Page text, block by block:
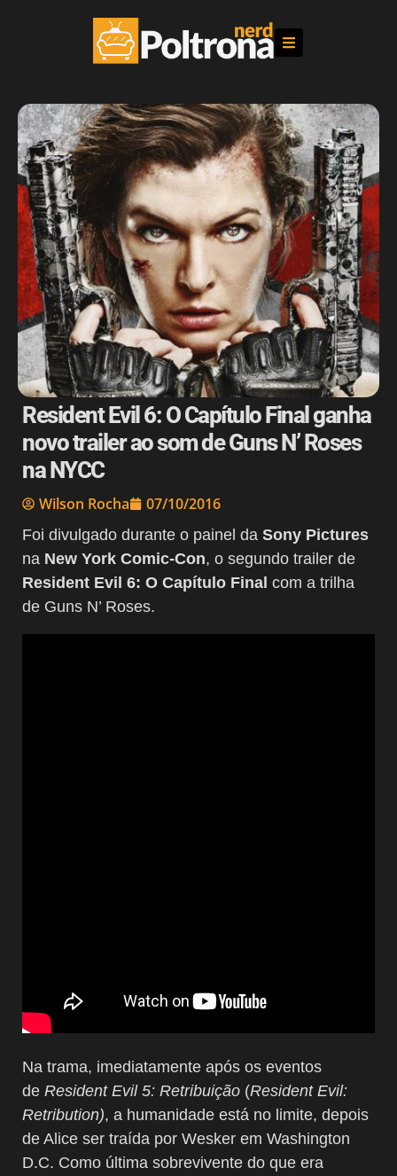
Resident Evil 6: O Capítulo Final ganha
novo trailer ao som de Guns N’ Roses
na NYCC
Wilson Rocha 07/10/2016
Foi divulgado durante o painel da Sony Pictures
na New York Comic-Con, o segundo trailer de
Resident Evil 6: O Capítulo Final com a trilha
de Guns N’ Roses.
Na trama, imediatamente após os eventos
de Resident Evil 5: Retribuição (Resident Evil:
Retribution), a humanidade está no limite, depois
de Alice ser traída por Wesker em Washington
D.C. Como última sobrevivente do que era